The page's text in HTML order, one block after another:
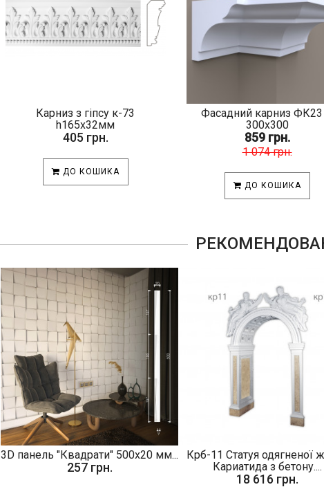
Карниз з гіпсу к-73
h165х32мм
405 грн.
ДО КОШИКА
Фасадний карниз
300х300
859 грн.
1 074 грн.
ДО КОШИКА
3D панель "Квадрати" 500х20 мм...
257 грн.
Крб-11 Статуя одягненої
Кариатида з бетону....
18 616 грн.